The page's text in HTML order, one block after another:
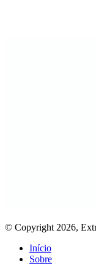
© Copyright 2026,
Início
Sobre